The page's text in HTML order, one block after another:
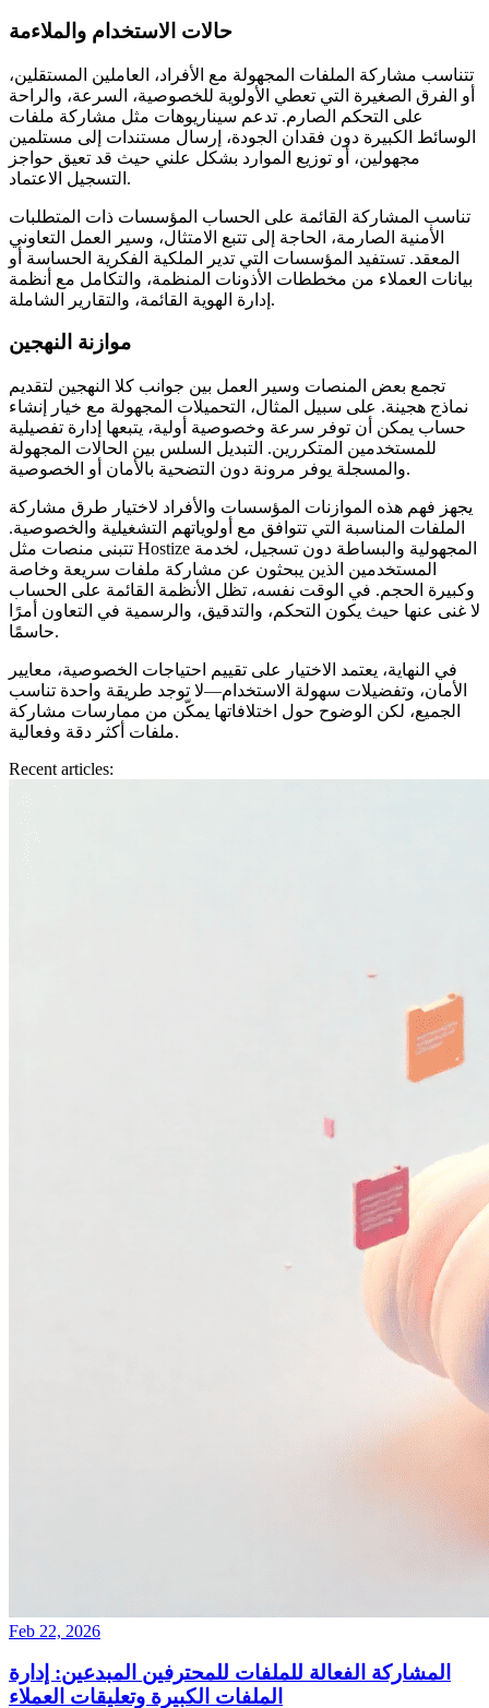
حالات الاستخدام والملاءمة
تتناسب مشاركة الملفات المجهولة مع الأفراد، العاملين المستقلين،
أو الفرق الصغيرة التي تعطي الأولوية للخصوصية، السرعة، والراحة
على التحكم الصارم. تدعم سيناريوهات مثل مشاركة ملفات
الوسائط الكبيرة دون فقدان الجودة، إرسال مستندات إلى مستلمين
مجهولين، أو توزيع الموارد بشكل علني حيث قد تعيق حواجز
التسجيل الاعتماد.
تناسب المشاركة القائمة على الحساب المؤسسات ذات المتطلبات
الأمنية الصارمة، الحاجة إلى تتبع الامتثال، وسير العمل التعاوني
المعقد. تستفيد المؤسسات التي تدير الملكية الفكرية الحساسة أو
بيانات العملاء من مخططات الأذونات المنظمة، والتكامل مع أنظمة
إدارة الهوية القائمة، والتقارير الشاملة.
موازنة النهجين
تجمع بعض المنصات وسير العمل بين جوانب كلا النهجين لتقديم
نماذج هجينة. على سبيل المثال، التحميلات المجهولة مع خيار إنشاء
حساب يمكن أن توفر سرعة وخصوصية أولية، يتبعها إدارة تفصيلية
للمستخدمين المتكررين. التبديل السلس بين الحالات المجهولة
والمسجلة يوفر مرونة دون التضحية بالأمان أو الخصوصية.
يجهز فهم هذه الموازنات المؤسسات والأفراد لاختيار طرق مشاركة
الملفات المناسبة التي تتوافق مع أولوياتهم التشغيلية والخصوصية.
تتبنى منصات مثل Hostize المجهولية والبساطة دون تسجيل، لخدمة
المستخدمين الذين يبحثون عن مشاركة ملفات سريعة وخاصة
وكبيرة الحجم. في الوقت نفسه، تظل الأنظمة القائمة على الحساب
لا غنى عنها حيث يكون التحكم، والتدقيق، والرسمية في التعاون أمرًا
حاسمًا.
في النهاية، يعتمد الاختيار على تقييم احتياجات الخصوصية، معايير
الأمان، وتفضيلات سهولة الاستخدام—لا توجد طريقة واحدة تناسب
الجميع، لكن الوضوح حول اختلافاتها يمكّن من ممارسات مشاركة
ملفات أكثر دقة وفعالية.
Recent articles:
Feb 22, 2026
المشاركة الفعالة للملفات للمحترفين المبدعين: إدارة
الملفات الكبيرة وتعليقات العملاء